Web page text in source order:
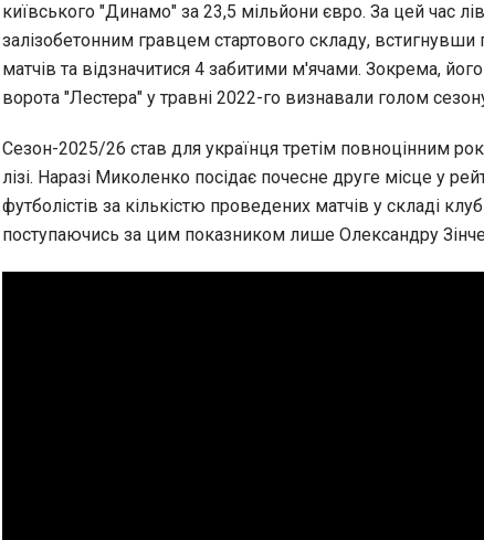
київського "Динамо" за 23,5 мільйони євро. За цей час
залізобетонним гравцем стартового складу, встигнувши
матчів та відзначитися 4 забитими м'ячами. Зокрема,
ворота "Лестера" у травні 2022-го визнавали голом
Сезон-2025/26 став для українця третім повноцінним
лізі. Наразі Миколенко посідає почесне друге місце у
футболістів за кількістю проведених матчів у складі
поступаючись за цим показником лише Олександру